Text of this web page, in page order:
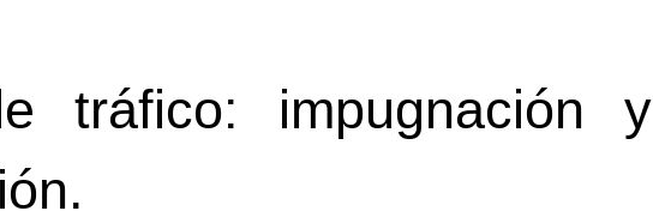
tráfico: impugnación y